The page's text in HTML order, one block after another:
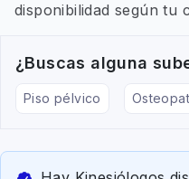
disponibilidad según tu
¿Buscas alguna
Piso pélvico